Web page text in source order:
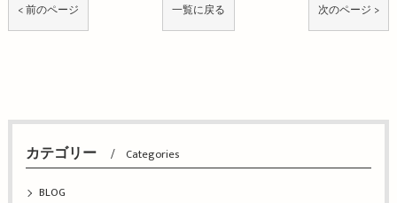
< 前のページ 一覧に戻る 次のページ >
カテゴリー Categories
BLOG